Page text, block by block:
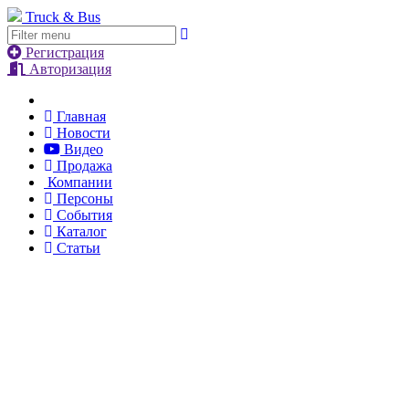
Truck & Bus
Регистрация
Авторизация
Главная
Новости
Видео
Продажа
Компании
Персоны
События
Каталог
Статьи